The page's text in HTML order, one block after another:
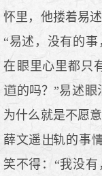
怀里，他搂着易
“易述，没有的
在
里心里都只
的吗？”易述
为什么就是不愿
薛文遥
轨的事
笑不得：“我没